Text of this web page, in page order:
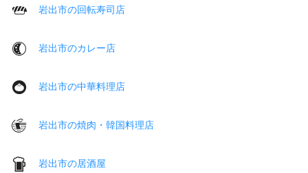
岩出市の回転寿司店
岩出市のカレー店
岩出市の中華料理店
岩出市の焼肉・韓国料理店
岩出市の居酒屋